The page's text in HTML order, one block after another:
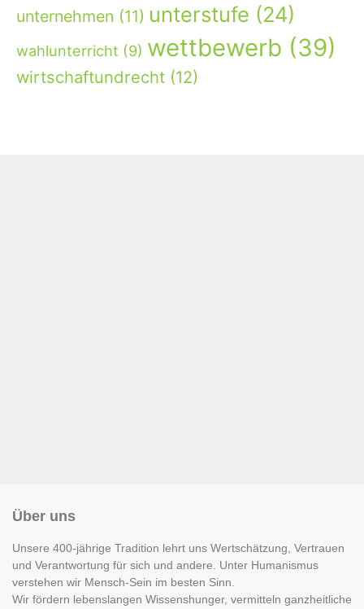
unternehmen (11) unterstufe (24)
wahlunterricht (9) wettbewerb (39)
wirtschaftundrecht (12)
Über uns
Unsere 400-jährige Tradition lehrt uns Wertschätzung, Vertrauen
und Verantwortung für sich und andere. Unter Humanismus
verstehen wir Mensch-Sein im besten Sinn.
Wir fördern lebenslangen Wissenshunger, vermitteln ganzheitliche